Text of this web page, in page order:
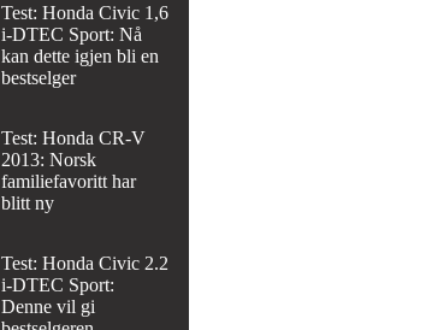
Test: Honda Civic 1,6
i-DTEC Sport: Nå
kan dette igjen bli en
bestselger
Test: Honda CR-V
2013: Norsk
familiefavoritt har
blitt ny
Test: Honda Civic 2.2
i-DTEC Sport:
Denne vil gi